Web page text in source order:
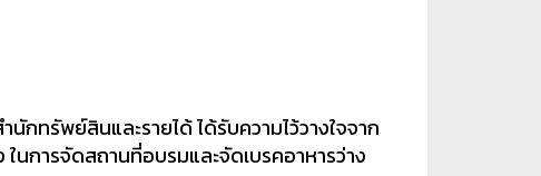
กทรัพย์สินและรายได้ ได้รับความไว้วางใจจาก
นการจัดสถานที่อบรมและจัดเบรคอาหารว่าง